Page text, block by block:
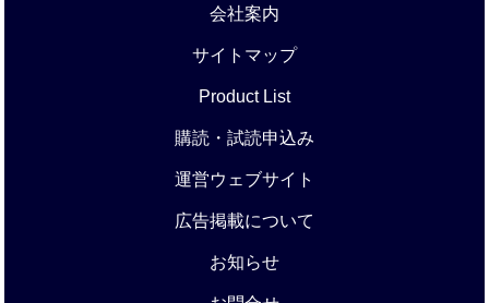
会社案内
サイトマップ
Product List
購読・試読申込み
運営ウェブサイト
広告掲載について
お知らせ